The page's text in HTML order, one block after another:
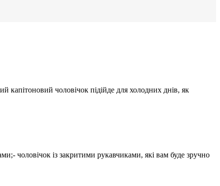
капітоновий чоловічок підійде для холодних днів, як
чоловічок із закритими рукавчиками, які вам буде зручно